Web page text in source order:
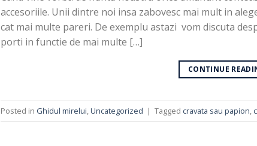
accesoriile. Unii dintre noi insa zabovesc mai mult in
cat mai multe pareri. De exemplu astazi vom discuta
porti in functie de mai multe […]
CONTINUE
Posted in Ghidul mirelui,Uncategorized | Tagged cravata sau papion,